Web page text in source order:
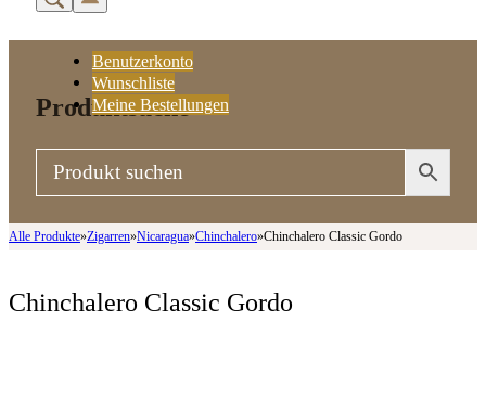
Benutzerkonto
Wunschliste
Meine Bestellungen
Produktsuche
Alle Produkte»Zigarren»Nicaragua»Chinchalero»Chinchalero Classic Gordo
Chinchalero Classic Gordo